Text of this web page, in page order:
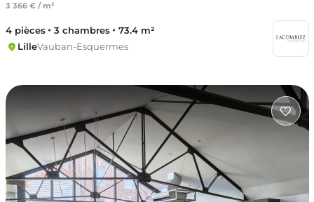
3 366 € / m²
4 pièces 3 chambres
73.4 m²
LilleVauban-Esquermes